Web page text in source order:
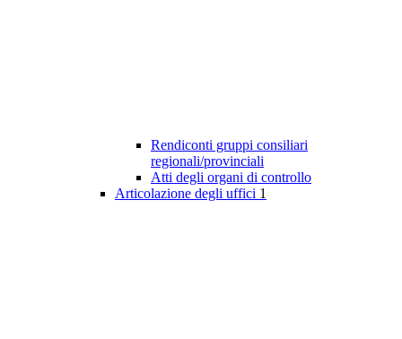
Rendiconti gruppi consiliari
regionali/provinciali
Atti degli organi di controllo
Articolazione degli uffici 1